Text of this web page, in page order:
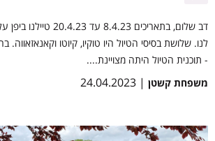
דב שלום, בתאריכים 8.4.23
לנו. שלושת בסיסי הטיול היו טוקיו, קיוטו וקאנאזאווה.
- תוכנית הטיול היתה מצויינת....
משפחת קשטן | 24.04.2023